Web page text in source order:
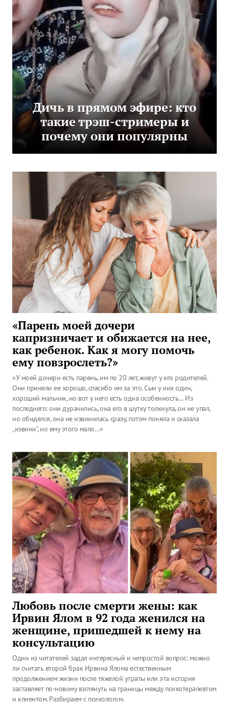
Дичь в прямом эфире: кто
такие трэш-стримеры и
почему они популярны
«Парень моей дочери
капризничает и обижается на нее,
как ребенок. Как я могу помочь
ему повзрослеть?»
«У моей дочери есть парень, им по 20 лет, живут у его родителей.
Они приняли ее хорошо, спасибо им за это. Сын у них один,
хороший мальчик, но вот у него есть одна особенность… Из
последнего: они дурачились, она его в шутку толкнула, он не упал,
но обиделся, она не извинилась сразу, потом поняла и сказала
„извини“, но ему этого мало…»
Любовь после смерти жены: как
Ирвин Ялом в 92 года женился на
женщине, пришедшей к нему на
консультацию
Один из читателей задал интересный и непростой вопрос: можно
ли считать второй брак Ирвина Ялома естественным
продолжением жизни после тяжелой утраты или эта история
заставляет по-новому взглянуть на границы между психотерапевтом
и клиентом. Разбираем с психологом.